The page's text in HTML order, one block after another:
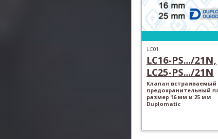
LC01
LC16-PS.../21N,
LC25-PS.../21N
Клапан встраиваемый
предохранительный
размер 16 мм и 25 мм
Duplomatic